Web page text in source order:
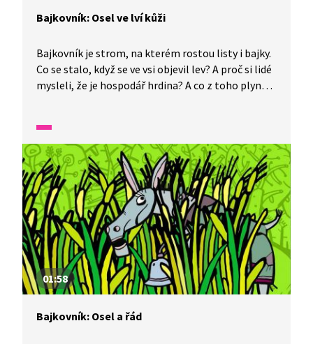
Bajkovník: Osel ve lví kůži
Bajkovník je strom, na kterém rostou listy i bajky.
Co se stalo, když se ve vsi objevil lev? A proč si lidé
mysleli, že je hospodář hrdina? A co z toho plyne
01:58
Bajkovník: Osel a řád